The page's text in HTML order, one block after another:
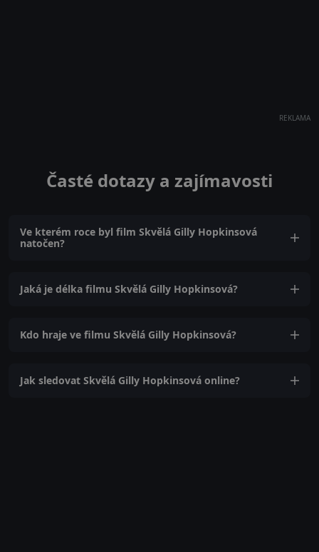
REKLAMA
Časté dotazy a zajímavosti
Ve kterém roce byl film Skvělá Gilly Hopkinsová
natočen?
Jaká je délka filmu Skvělá Gilly Hopkinsová?
Kdo hraje ve filmu Skvělá Gilly Hopkinsová?
Jak sledovat Skvělá Gilly Hopkinsová online?